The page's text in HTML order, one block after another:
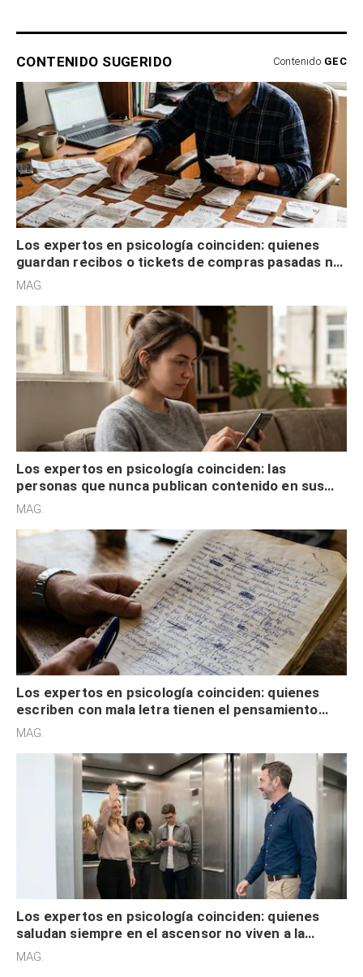
CONTENIDO SUGERIDO Contenido GEC
Los expertos en psicología coinciden: quienes
guardan recibos o tickets de compras pasadas no
son acumuladores, sino que tienen necesidad de
MAG.
Los expertos en psicología coinciden: las
personas que nunca publican contenido en sus
redes sociales no pretenden buscar validación
MAG.
Los expertos en psicología coinciden: quienes
escriben con mala letra tienen el pensamiento
acelerado y no lo hacen por desinterés
MAG.
Los expertos en psicología coinciden: quienes
saludan siempre en el ascensor no viven a la
defensiva y tienen apertura social
MAG.